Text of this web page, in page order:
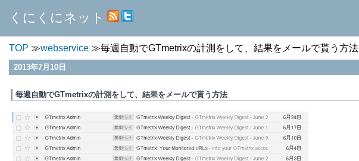
くにくにネット
TOP webservice 毎週自動でGTmetrixの計測をして、結果をメールで貰う方法
2013年7月10日
毎週自動でGTmetrixの計測をして、結果をメールで貰う方法